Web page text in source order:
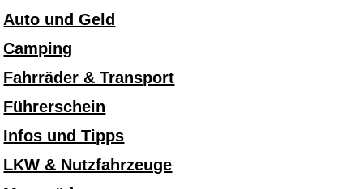
Auto und Geld
Camping
Fahrräder & Transport
Führerschein
Infos und Tipps
LKW & Nutzfahrzeuge